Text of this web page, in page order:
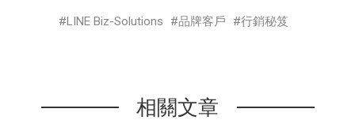
LINE Biz-Solutions 品牌客戶 行銷秘笈
相關文章